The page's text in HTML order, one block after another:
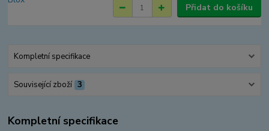
Přidat do košíku
Kompletní specifikace
Související zboží 3
Kompletní specifikace